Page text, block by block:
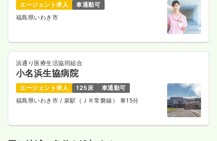
エージェント求人
車通勤可
福島県いわき市
浜通り医療生活協同組合
小名浜生協病院
エージェント求人 125床
車通勤可
福島県いわき市 / 泉駅（ＪＲ常磐線） 車15分